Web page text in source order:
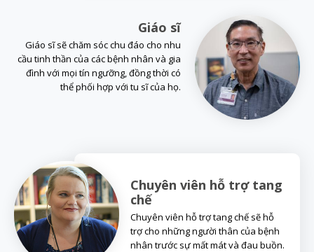
Giáo sĩ
Giáo sĩ sẽ chăm sóc chu đáo cho nhu
cầu tinh thần của các bệnh nhân và gia
đình với mọi tín ngưỡng, đồng thời có
thể phối hợp với tu sĩ của họ.
Chuyên viên hỗ trợ tang
chế
Chuyên viên hỗ trợ tang chế sẽ hỗ
trợ cho những người thân của bệnh
nhân trước sự mất mát và đau buồn.